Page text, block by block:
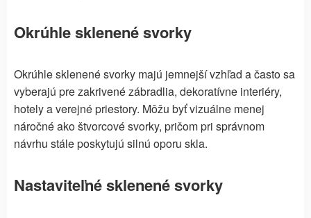
Okrúhle sklenené svorky
Okrúhle sklenené svorky majú jemnejší vzhľad a často sa
vyberajú pre zakrivené zábradlia, dekoratívne interiéry,
hotely a verejné priestory. Môžu byť vizuálne menej
náročné ako štvorcové svorky, pričom pri správnom
návrhu stále poskytujú silnú oporu skla.
Nastaviteľné sklenené svorky